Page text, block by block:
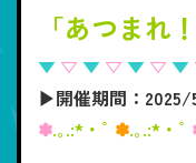
「あつまれ！
▼ ▽ ▼ ▽ ▼ ▽ ▼
▶開催期間：
✽.｡.:*・ﾟ ✽.｡.:*・ﾟ